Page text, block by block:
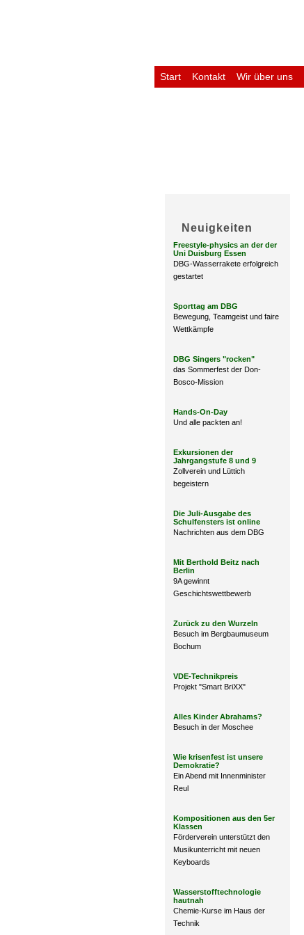
Start Kontakt Wir über uns
Neuigkeiten
Freestyle-physics an der der
Uni Duisburg Essen
DBG-Wasserrakete erfolgreich
gestartet
Sporttag am DBG
Bewegung, Teamgeist und faire
Wettkämpfe
DBG Singers "rocken"
das Sommerfest der Don-
Bosco-Mission
Hands-On-Day
Und alle packten an!
Exkursionen der
Jahrgangstufe 8 und 9
Zollverein und Lüttich
begeistern
Die Juli-Ausgabe des
Schulfensters ist online
Nachrichten aus dem DBG
Mit Berthold Beitz nach
Berlin
9A gewinnt
Geschichtswettbewerb
Zurück zu den Wurzeln
Besuch im Bergbaumuseum
Bochum
VDE-Technikpreis
Projekt "Smart BriXX"
Alles Kinder Abrahams?
Besuch in der Moschee
Wie krisenfest ist unsere
Demokratie?
Ein Abend mit Innenminister
Reul
Kompositionen aus den 5er
Klassen
Förderverein unterstützt den
Musikunterricht mit neuen
Keyboards
Wasserstofftechnologie
hautnah
Chemie-Kurse im Haus der
Technik